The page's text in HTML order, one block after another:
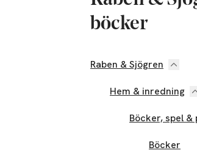
böcker
Hoppa till produktsidan
Raben & Sjögren
Hem & inredning
Böcker, spel &
Böcker